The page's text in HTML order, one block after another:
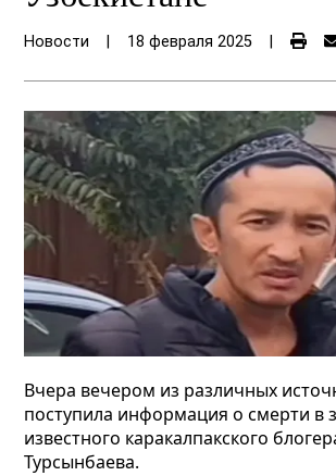
Новости 18 февраля 2025
Вчера вечером из различных
поступила информация о смерти в
известного каракалпакского
Турсынбаева.